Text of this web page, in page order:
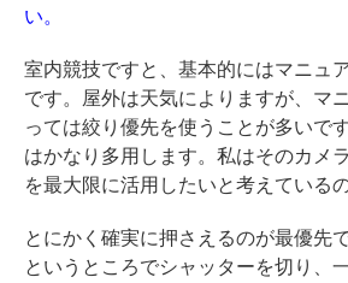
い。
室内競技ですと、基本的にはマニュ
です。屋外は天気によりますが、マ
っては絞り優先を使うことが多いで
はかなり多用します。私はそのカメ
を最大限に活用したいと考えているの
とにかく確実に押さえるのが最優先
というところでシャッターを切り、